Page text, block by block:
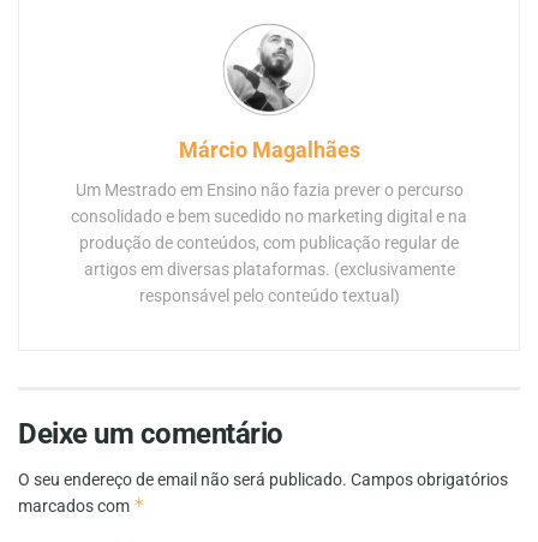
Márcio Magalhães
Um Mestrado em Ensino não fazia prever o percurso
consolidado e bem sucedido no marketing digital e na
produção de conteúdos, com publicação regular de
artigos em diversas plataformas. (exclusivamente
responsável pelo conteúdo textual)
Deixe um comentário
O seu endereço de email não será publicado. Campos obrigatórios
marcados com *